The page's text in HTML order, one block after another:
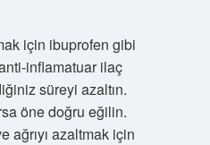
için ibuprofen gibi
inflamatuar ilaç
süreyi azaltın.
öne doğru eğilin.
ağrıyı azaltmak için